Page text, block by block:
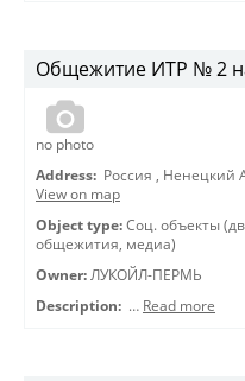
Общежитие ИТР № 2
no photo
Address: Россия , Ненецкий
View on map
Object type: Соц. объекты
общежития, медиа)
Owner: ЛУКОЙЛ-ПЕРМЬ
Description: … Read more